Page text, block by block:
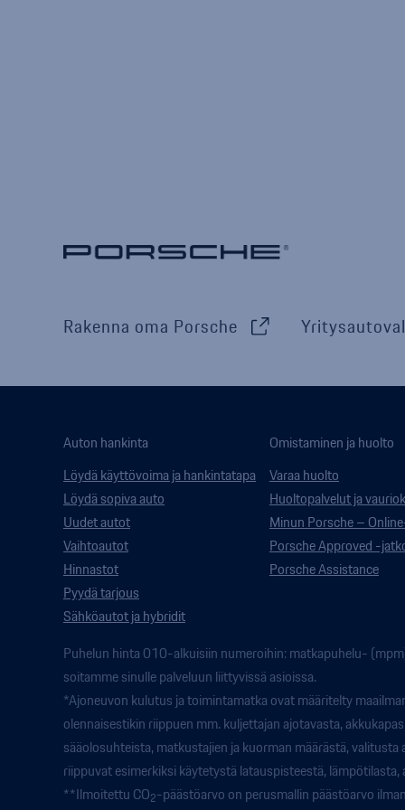
Rakenna oma Porsche
Auton hankinta
Löydä käyttövoima ja hankintatapa
Löydä sopiva auto
Uudet autot
Vaihtoautot
Hinnastot
Pyydä tarjous
Sähköautot ja hybridit
Omistaminen ja huolto
Varaa huolto
Huoltopalvelut ja
Minun Porsche –
Porsche Approved -
Porsche Assistance
Puhelun hinta 010-alkuisiin numeroihin: matkapuhelu-
soitamme sinulle palveluun liittyvissä asioissa.
*Ajoneuvon kulutus ja toimintamatka ovat määritelty
olennaisestikin riippuen mm. kuljettajan ajotavasta,
sääolosuhteista, matkustajien ja kuorman määrästä,
riippuvat esimerkiksi käytetystä latauspisteestä,
**Ilmoitettu CO2-päästöarvo on perusmallin päästöarvo